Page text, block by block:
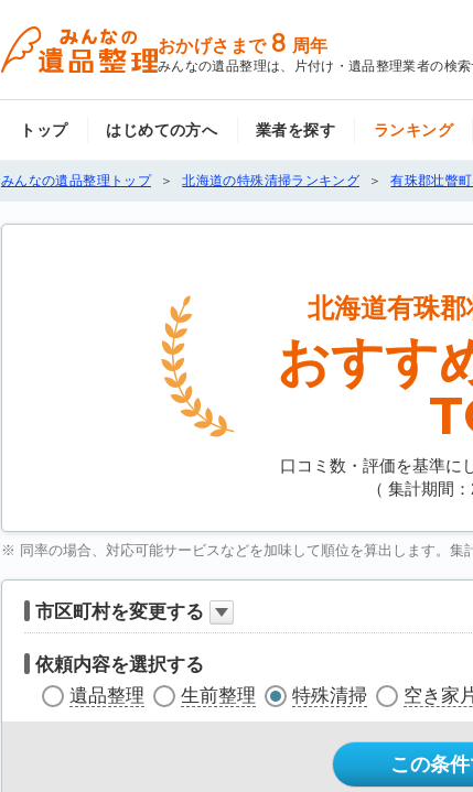
おかげさまで 8 周年
みんなの遺品整理は、片付け・遺品整理業者の検
トップ はじめての方へ 業者を探す ランキング
みんなの遺品整理トップ 北海道の特殊清掃ランキング 有珠郡壮瞥
北海道有珠
おすす
口コミ数・評価を基準に
（ 集計期間
※ 同率の場合、対応可能サービスなどを加味して順位を算出します。集
市区町村を変更する
依頼内容を選択する
遺品整理
生前整理 特殊清掃 空き家
この条